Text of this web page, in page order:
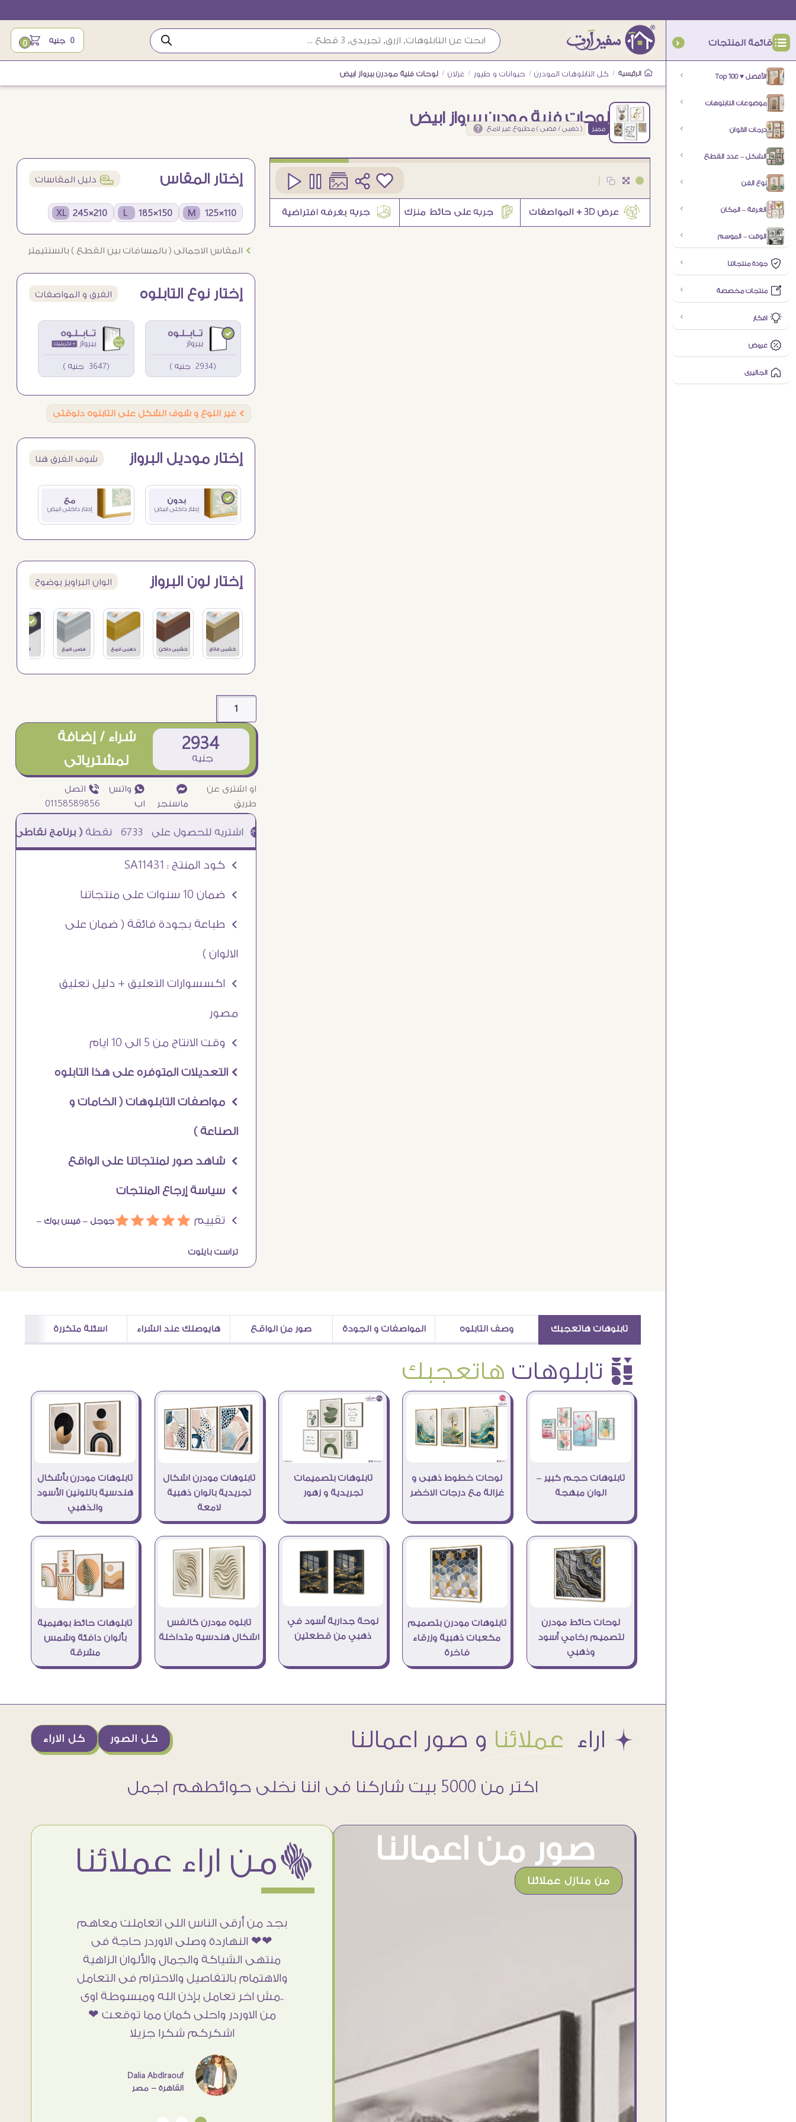
قائمة المنتجات
الأفضل ♥ Top 100
موضوعات التابلوهات
درجات الالوان
الشكل – عدد القطع
نوع الفن
الغرفة – المكان
الوقت – الموسم
جودة منتجاتنا
منتجات مخصصة
افكار
عروض
الجاليرى
0 جنيه 0
الرئيسية / كل التابلوهات المودرن / حيوانات و طيور / غزلان / لوحات فنية مودرن ببرواز ابيض
لوحات فنية مودرن ببرواز ابيض
مميز ( ذهبى / فضى ) مطبوع غير لامع
3 إختار المقاس í دليل المقاسات
110×125 M
150×185 L
210×245 XL
Ö المقاس الاجمالى ( بالمسافات بين القطع ) بالسنتيمتر
إختار نوع التابلوه الفرق و المواصفات
(2934 جنيه ) (3647 جنيه )
Ö غير النوع و شوف الشكل على التابلوه دلوقتى
إختار موديل البرواز شوف الفرق هنا
إختار لون البرواز الوان البراويز بوضوح
2934
جنيه
شراء / إضافة
لمشترياتى
او اشترى عن
طريق
¥
ماسنجر
₧ واتس
اب
ƒ اتصل
01158589856
6733 نقطة( برنامج نقاطى )à خصم 5% للعملاء الجدد à شحن مجانى عند الشراء ب 4000 جنيه à
Ö كود المنتج : SA11431
Ö ضمان 10 سنوات على منتجاتنا
Ö طباعة بجودة فائقة ( ضمان على
الالوان )
Ö اكسسوارات التعليق + دليل تعليق
مصور
Ö وقت الانتاج من 5 الى 10 ايام
Ö التعديلات المتوفره على هذا التابلوه
Ö مواصفات التابلوهات ( الخامات و
الصناعة )
Ö شاهد صور لمنتجاتنا على الواقع
Ö سياسة إرجاع المنتجات
Ö تقييم áááááجوجل – فيس بوك –
تراست بايلوت
تابلوهات هاتعجبك وصف التابلوه المواصفات و الجودة صور من الواقع هايوصلك عند الشراء اسئلة متكررة
è تابلوهات هاتعجبك
تابلوهات حجم كبير –
الوان مبهجة
لوحات خطوط ذهبى و
غزالة مع درجات الاخضر
تابلوهات بتصميمات
تجريدية و زهور
تابلوهات مودرن اشكال
تجريدية بالوان ذهبية
لامعة
تابلوهات مودرن بأشكال
هندسية باللونين الأسود
والذهبي
لوحات حائط مودرن
لتصميم رخامي أسود
وذهبي
تابلوهات مودرن بتصميم
مكعبات ذهبية وزرقاء
فاخرة
لوحة جدارية أسود في
ذهبي من قطعتين
تابلوه مودرن كانفس
اشكال هندسيه متداخلة
تابلوهات حائط بوهيمية
بألوان دافئة وشمس
مشرقة
Æ اراء عملائنا و صور اعمالنا كل الاراء كل الصور
اكتر من 5000 بيت شاركنا فى اننا نخلى حوائطهم اجمل
صور من اعمالنا
من منازل عملائنا
ëمن اراء عملائنا
وإرضاء العميل والخامات والتقفيل وسرعة
التوصيل. بصراحه وبمنتهي الأمانه مكسب
Doaa Elsayd
القاهرة - مصر
بجد من أرقى الناس اللى اتعاملت معاهم
❤❤ النهاردة وصلى الاوردر حاجة فى
منتهى الشياكة والجمال والألوان الزاهية
والاهتمام بالتفاصيل والاحترام فى التعامل
..مش اخر تعامل بإذن الله ومبسوطة اوى
من الاوردر واحلى كمان مما توقعت ❤
اشكركم شكرا جزيلا
Dalia Abdlraouf
القاهرة - مصر